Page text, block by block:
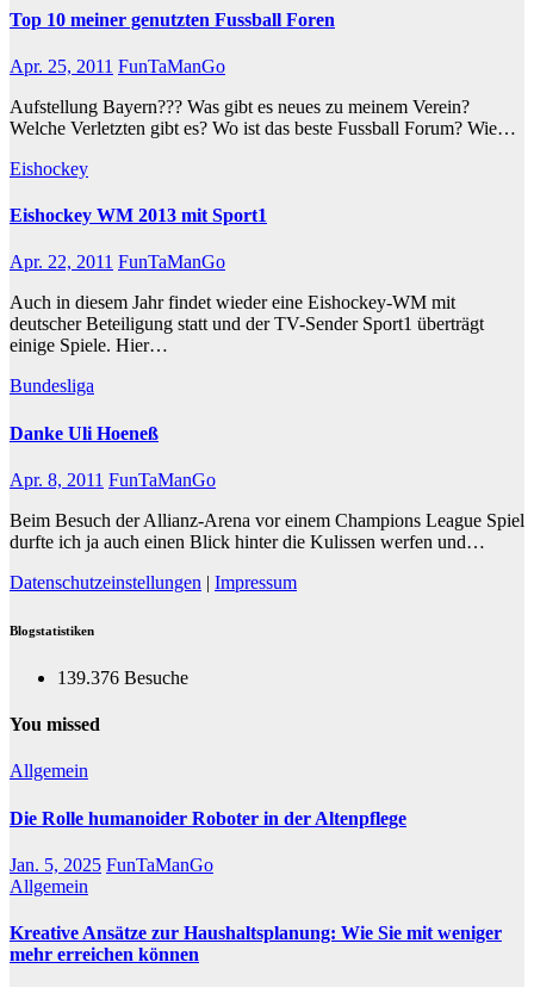
Top 10 meiner genutzten Fussball Foren
Apr. 25, 2011 FunTaManGo
Aufstellung Bayern??? Was gibt es neues zu meinem Verein?
Welche Verletzten gibt es? Wo ist das beste Fussball Forum? Wie…
Eishockey
Eishockey WM 2013 mit Sport1
Apr. 22, 2011 FunTaManGo
Auch in diesem Jahr findet wieder eine Eishockey-WM mit
deutscher Beteiligung statt und der TV-Sender Sport1 überträgt
einige Spiele. Hier…
Bundesliga
Danke Uli Hoeneß
Apr. 8, 2011 FunTaManGo
Beim Besuch der Allianz-Arena vor einem Champions League Spiel
durfte ich ja auch einen Blick hinter die Kulissen werfen und…
Datenschutzeinstellungen | Impressum
Blogstatistiken
139.376 Besuche
You missed
Allgemein
Die Rolle humanoider Roboter in der Altenpflege
Jan. 5, 2025 FunTaManGo
Allgemein
Kreative Ansätze zur Haushaltsplanung: Wie Sie mit weniger
mehr erreichen können